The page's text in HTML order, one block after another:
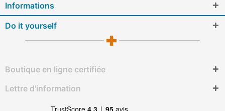
Informations
Do it yourself
Boutique en ligne certifiée
Lettre d'information